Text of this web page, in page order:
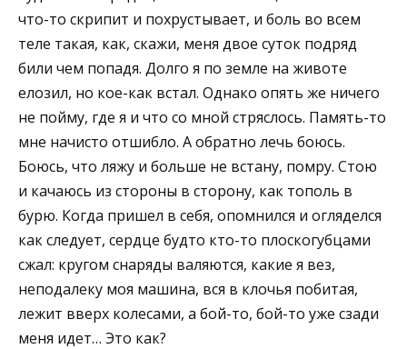
что-то скрипит и похрустывает, и боль во всем
теле такая, как, скажи, меня двое суток подряд
били чем попадя. Долго я по земле на животе
елозил, но кое-как встал. Однако опять же ничего
не пойму, где я и что со мной стряслось. Память-то
мне начисто отшибло. А обратно лечь боюсь.
Боюсь, что ляжу и больше не встану, помру. Стою
и качаюсь из стороны в сторону, как тополь в
бурю. Когда пришел в себя, опомнился и огляделся
как следует, сердце будто кто-то плоскогубцами
сжал: кругом снаряды валяются, какие я вез,
неподалеку моя машина, вся в клочья побитая,
лежит вверх колесами, а бой-то, бой-то уже сзади
меня идет… Это как?